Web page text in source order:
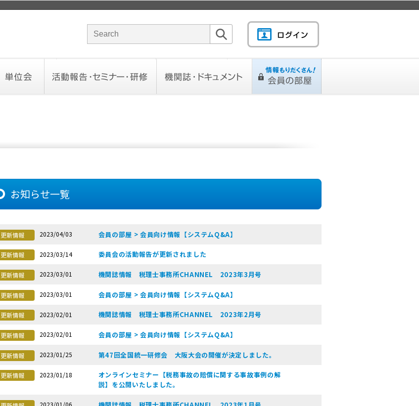
サイト内検索のキーワード
お知らせ一覧
更新情報 2023/04/03 会員の部屋 > 会員向け情報【システムQ&A】
更新情報 2023/03/14 委員会の活動報告が更新されました
更新情報 2023/03/01 機関誌情報 税理士事務所CHANNEL 2023年3月号
更新情報 2023/03/01 会員の部屋 > 会員向け情報【システムQ&A】
更新情報 2023/02/01 機関誌情報 税理士事務所CHANNEL 2023年2月号
更新情報 2023/02/01 会員の部屋 > 会員向け情報【システムQ&A】
更新情報 2023/01/25 第47回全国統一研修会 大阪大会の開催が決定しました。
更新情報 2023/01/18
オンラインセミナー【税務事故の賠償に関する事故事例の解
説】を公開いたしました。